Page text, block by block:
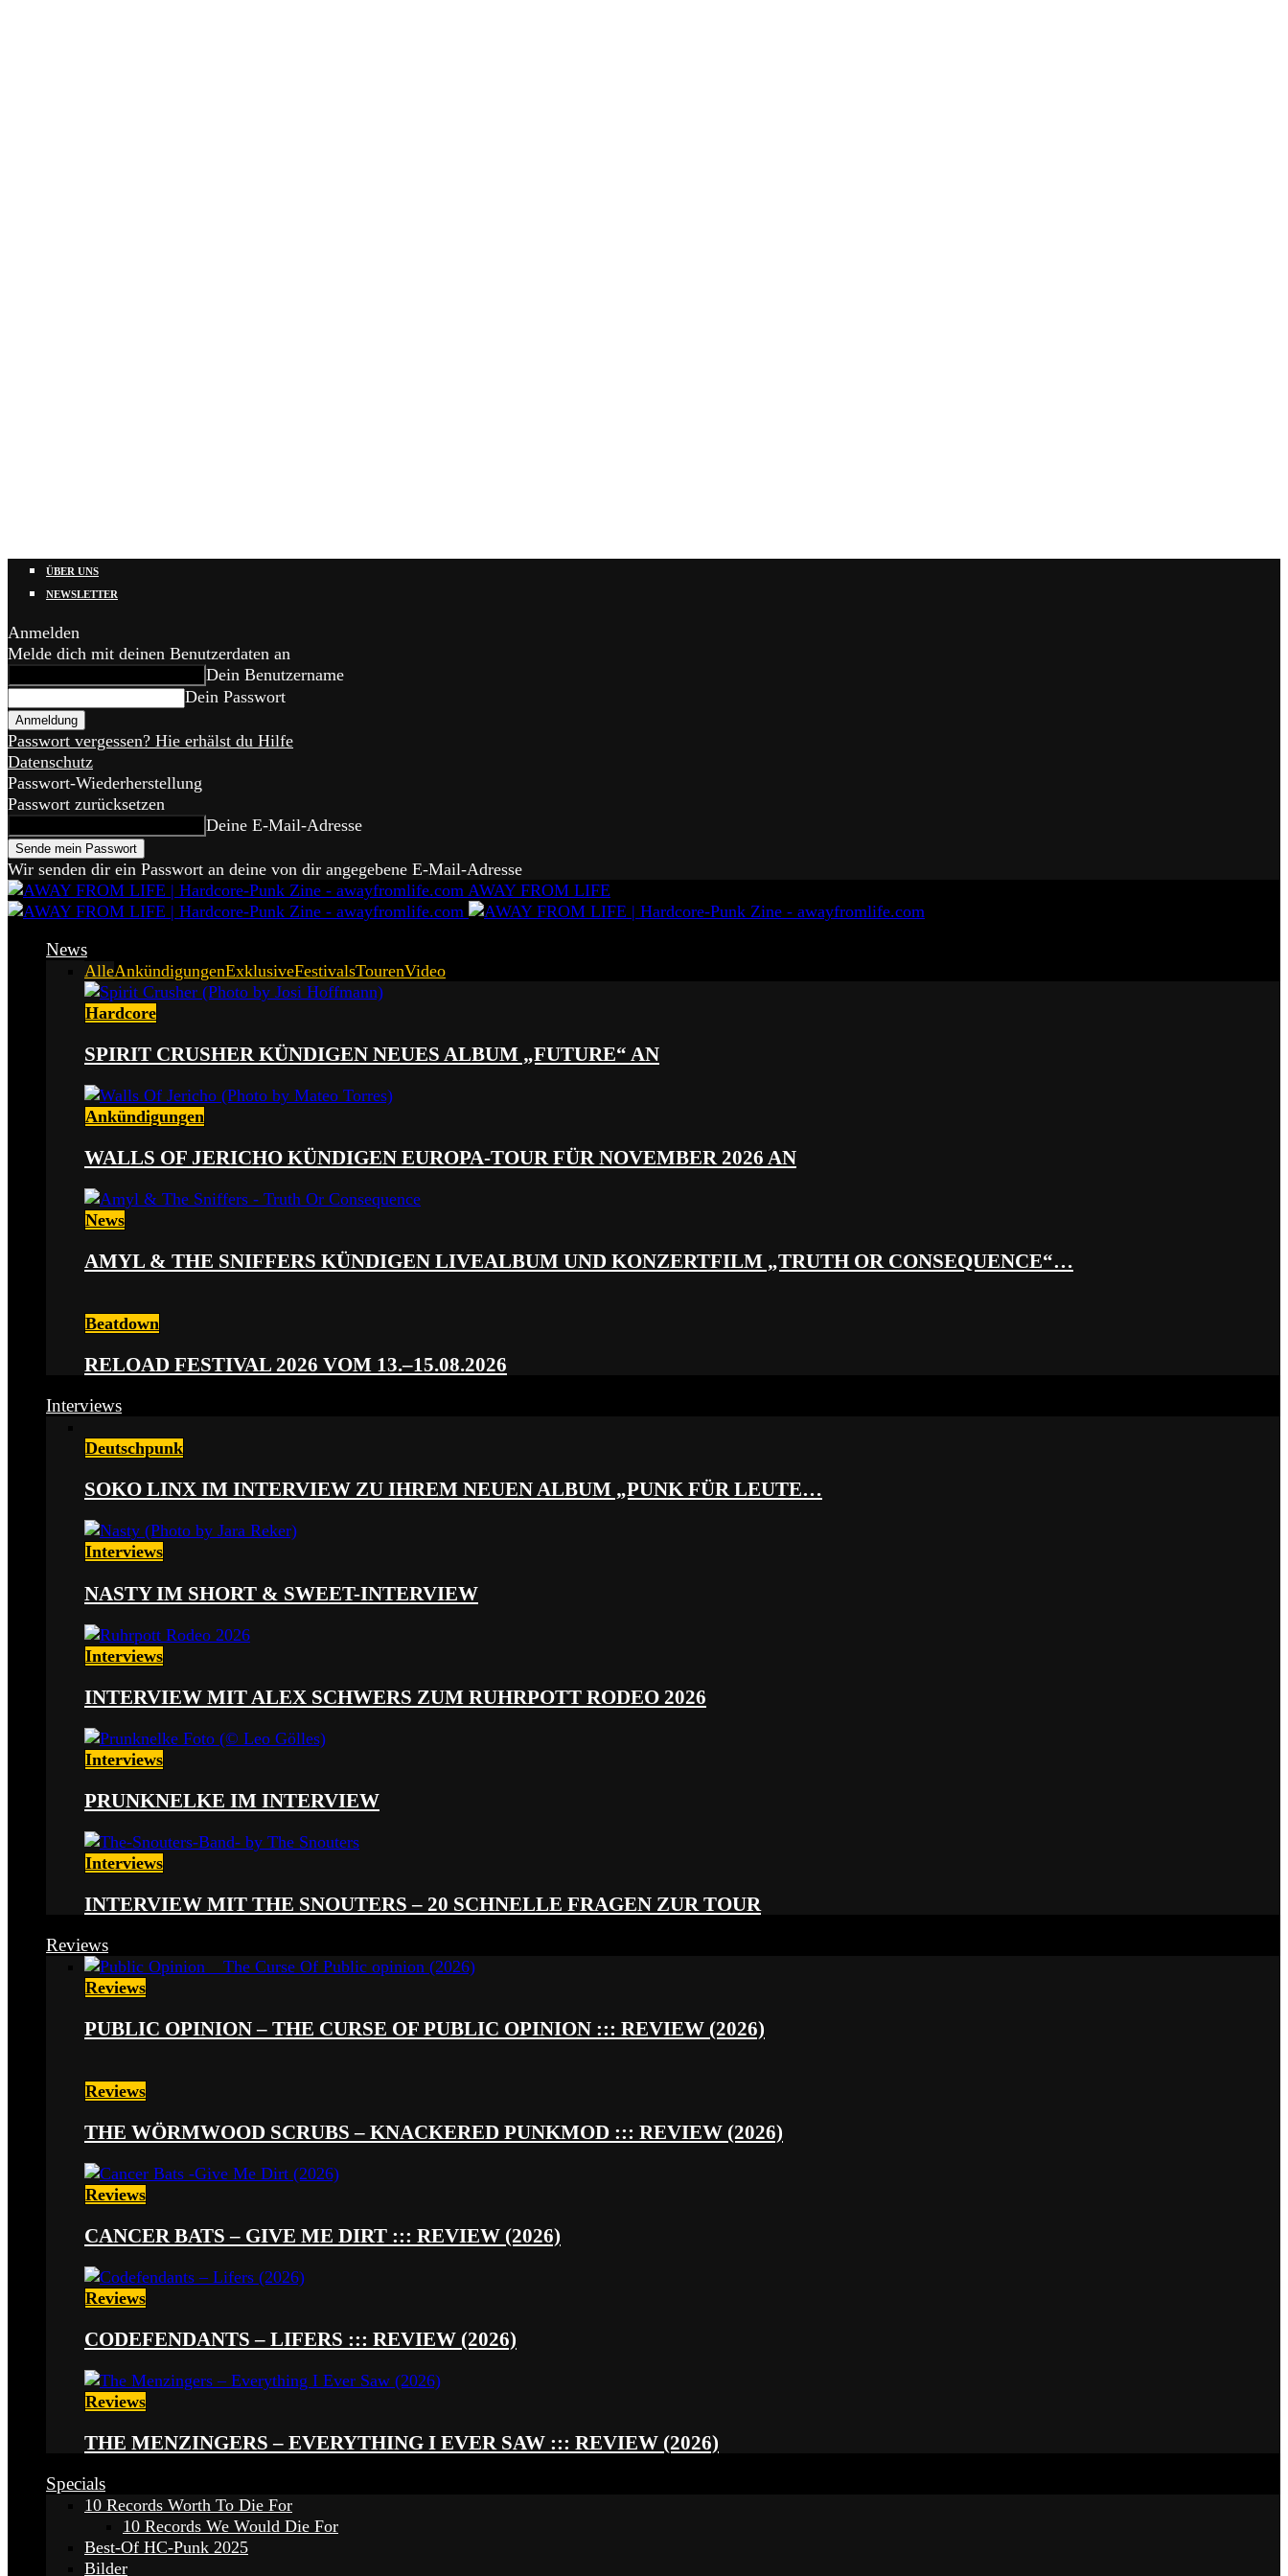
ÜBER UNS
NEWSLETTER
Anmelden
Melde dich mit deinen Benutzerdaten an
Dein Benutzername
Dein Passwort
Passwort vergessen? Hie erhälst du Hilfe
Datenschutz
Passwort-Wiederherstellung
Passwort zurücksetzen
Deine E-Mail-Adresse
Wir senden dir ein Passwort an deine von dir angegebene E-Mail-Adresse
AWAY FROM LIFE
News
AlleAnkündigungenExklusiveFestivalsTourenVideo
Hardcore
SPIRIT CRUSHER KÜNDIGEN NEUES ALBUM „FUTURE“ AN
Ankündigungen
WALLS OF JERICHO KÜNDIGEN EUROPA-TOUR FÜR NOVEMBER 2026 AN
News
AMYL & THE SNIFFERS KÜNDIGEN LIVEALBUM UND KONZERTFILM „TRUTH OR CONSEQUENCE“…
Beatdown
RELOAD FESTIVAL 2026 VOM 13.–15.08.2026
Interviews
Deutschpunk
SOKO LINX IM INTERVIEW ZU IHREM NEUEN ALBUM „PUNK FÜR LEUTE…
Interviews
NASTY IM SHORT & SWEET-INTERVIEW
Interviews
INTERVIEW MIT ALEX SCHWERS ZUM RUHRPOTT RODEO 2026
Interviews
PRUNKNELKE IM INTERVIEW
Interviews
INTERVIEW MIT THE SNOUTERS – 20 SCHNELLE FRAGEN ZUR TOUR
Reviews
Reviews
PUBLIC OPINION – THE CURSE OF PUBLIC OPINION ::: REVIEW (2026)
Reviews
THE WÖRMWOOD SCRUBS – KNACKERED PUNKMOD ::: REVIEW (2026)
Reviews
CANCER BATS – GIVE ME DIRT ::: REVIEW (2026)
Reviews
CODEFENDANTS – LIFERS ::: REVIEW (2026)
Reviews
THE MENZINGERS – EVERYTHING I EVER SAW ::: REVIEW (2026)
Specials
10 Records Worth To Die For
10 Records We Would Die For
Best-Of HC-Punk 2025
Bilder